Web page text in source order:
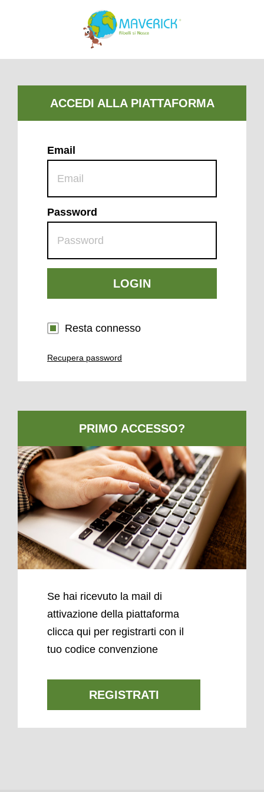
Email
Password
LOGIN
Resta connesso
Recupera password
Se hai ricevuto la mail di
attivazione della piattaforma
clicca qui per registrarti con il
tuo codice convenzione
REGISTRATI